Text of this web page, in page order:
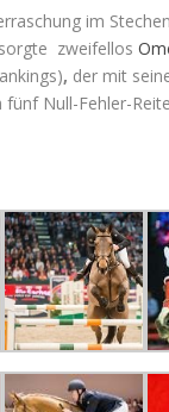
im
zweifellos
, der mit
fünf Null-Fehler-